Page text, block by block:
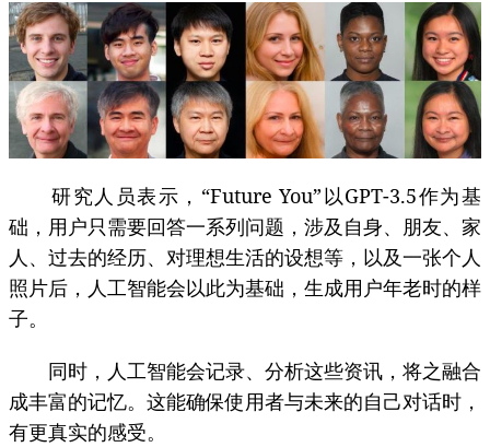
研究人员表示，“Future You”以GPT-3.5作为基
础，用户只需要回答一系列问题，涉及自身、朋友、家
人、过去的经历、对理想生活的设想等，以及一张个人
照片后，人工智能会以此为基础，生成用户年老时的样
子。
同时，人工智能会记录、分析这些资讯，将之融合
成丰富的记忆。这能确保使用者与未来的自己对话时，
有更真实的感受。